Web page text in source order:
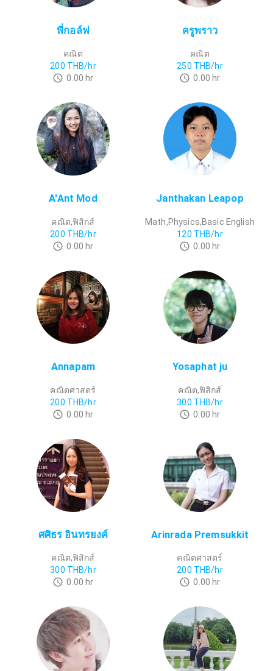
พี่กอล์ฟ
คณิต
200 THB/hr
0.00 hr
ครูพราว
คณิต
250 THB/hr
0.00 hr
A'Ant Mod
คณิต,ฟิสิกส์
200 THB/hr
0.00 hr
Janthakan Leapop
Math,Physics,Basic English
120 THB/hr
0.00 hr
Annapam
คณิตศาสตร์
200 THB/hr
0.00 hr
Yosaphat ju
คณิต,ฟิสิกส์
300 THB/hr
0.00 hr
ศศิธร อินทรยงค์
คณิต,ฟิสิกส์
300 THB/hr
0.00 hr
Arinrada Premsukkit
คณิตศาสตร์
200 THB/hr
0.00 hr